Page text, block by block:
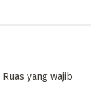
Ruas yang wajib